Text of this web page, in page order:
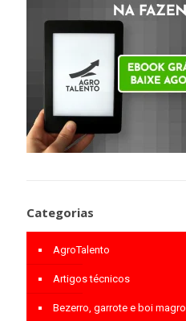
Categorias
AgroTalento
Artigos técnicos
Bezerro, garrote e boi magro